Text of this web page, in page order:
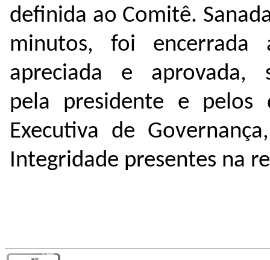
definida ao Comitê.
minutos, foi
apreciada e aprovada,
pela presidente e pelos
Executiva de
Integridade presentes na